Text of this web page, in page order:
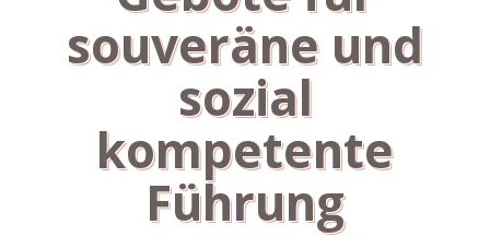
souveräne und
sozial
kompetente
Führung